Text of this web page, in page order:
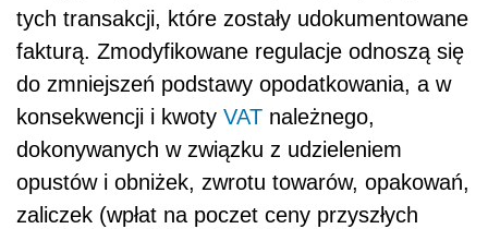
tych transakcji, które zostały udokumentowane
fakturą. Zmodyfikowane regulacje odnoszą się
do zmniejszeń podstawy opodatkowania, a w
konsekwencji i kwoty VAT należnego,
dokonywanych w związku z udzieleniem
opustów i obniżek, zwrotu towarów, opakowań,
zaliczek (wpłat na poczet ceny przyszłych